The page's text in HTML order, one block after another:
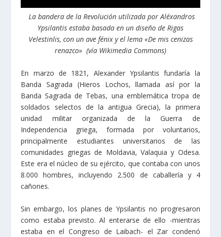
La bandera de la Revolución utilizada por Aléxandros
Ypsilantis estaba basada en un diseño de Rigas
Velestinlis, con un ave fénix y el lema «De mis cenizas
renazco» (vía Wikimedia Commons)
En marzo de 1821, Alexander Ypsilantis fundaría la
Banda Sagrada (Hieros Lochos, llamada así por la
Banda Sagrada de Tebas, una emblemática tropa de
soldados selectos de la antigua Grecia), la primera
unidad militar organizada de la Guerra de
Independencia griega, formada por voluntarios,
principalmente estudiantes universitarios de las
comunidades griegas de Moldavia, Valaquia y Odesa.
Este era el núcleo de su ejército, que contaba con unos
8.000 hombres, incluyendo 2.500 de caballería y 4
cañones.
Sin embargo, los planes de Ypsilantis no progresaron
como estaba previsto. Al enterarse de ello -mientras
estaba en el Congreso de Laibach- el Zar condenó